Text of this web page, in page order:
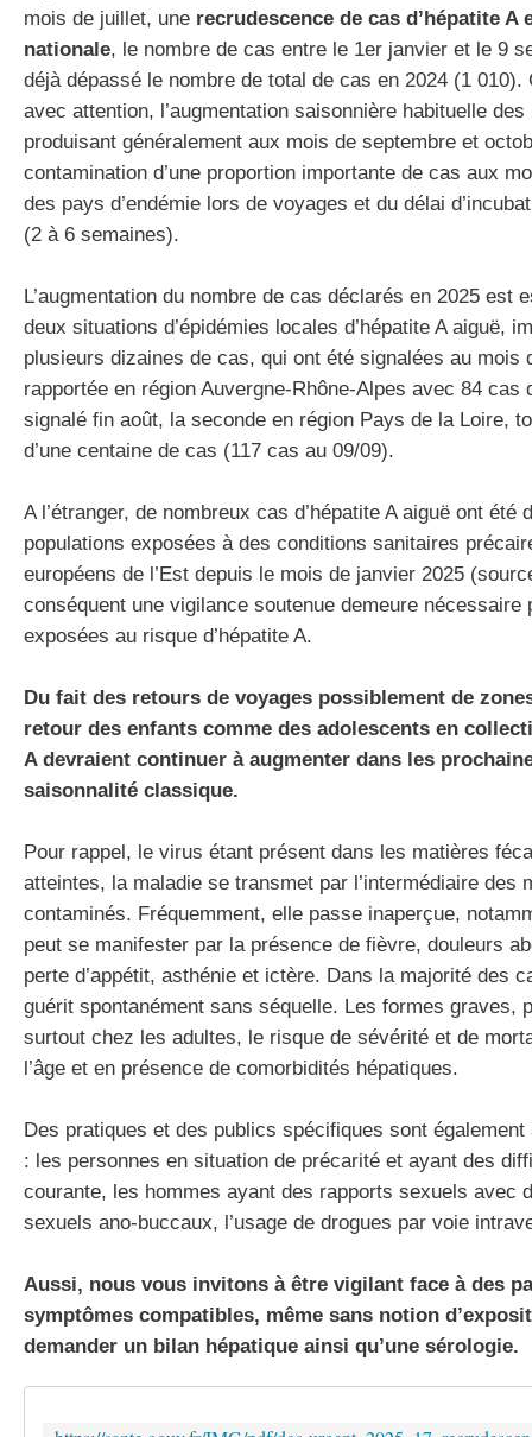
mois de juillet, une recrudescence de cas d’hépatite A
nationale, le nombre de cas entre le 1er janvier et le 9
déjà dépassé le nombre de total de cas en 2024 (1
avec attention, l’augmentation saisonnière habituelle
produisant généralement aux mois de septembre et
contamination d’une proportion importante de cas aux
des pays d’endémie lors de voyages et du délai
(2 à 6 semaines).
L’augmentation du nombre de cas déclarés en 2025 est
deux situations d’épidémies locales d’hépatite A aiguë,
plusieurs dizaines de cas, qui ont été signalées au mois
rapportée en région Auvergne-Rhône-Alpes avec 84 cas
signalé fin août, la seconde en région Pays de la Loire,
d’une centaine de cas (117 cas au 09/09).
A l’étranger, de nombreux cas d’hépatite A aiguë ont été
populations exposées à des conditions sanitaires
européens de l’Est depuis le mois de janvier 2025
conséquent une vigilance soutenue demeure nécessaire
exposées au risque d’hépatite A.
Du fait des retours de voyages possiblement de
retour des enfants comme des adolescents en
A devraient continuer à augmenter dans les
saisonnalité classique.
Pour rappel, le virus étant présent dans les matières
atteintes, la maladie se transmet par l’intermédiaire des
contaminés. Fréquemment, elle passe inaperçue,
peut se manifester par la présence de fièvre, douleurs
perte d’appétit, asthénie et ictère. Dans la majorité des
guérit spontanément sans séquelle. Les formes graves,
surtout chez les adultes, le risque de sévérité et de
l’âge et en présence de comorbidités hépatiques.
Des pratiques et des publics spécifiques sont
: les personnes en situation de précarité et ayant des
courante, les hommes ayant des rapports sexuels avec
sexuels ano-buccaux, l’usage de drogues par voie
Aussi, nous vous invitons à être vigilant face à des
symptômes compatibles, même sans notion
demander un bilan hépatique ainsi qu’une sérologie.